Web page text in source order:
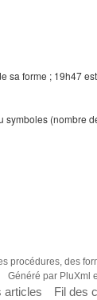
sa forme ; 19h47
symboles (nombre
procédures, des
Généré par PluXml
articles Fil des